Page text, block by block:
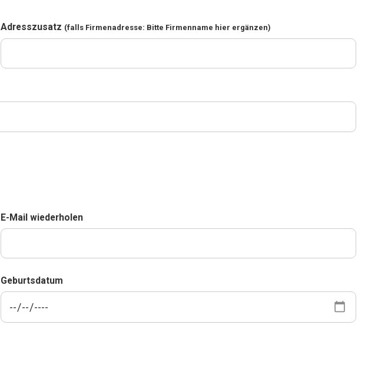
Adresszusatz (falls Firmenadresse: Bitte Firmenname hier ergänzen)
E-Mail wiederholen
Geburtsdatum